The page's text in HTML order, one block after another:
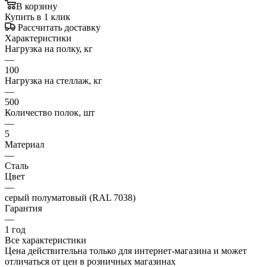
В корзину
Купить в 1 клик
Рассчитать доставку
Характеристики
Нагрузка на полку, кг
—
100
Нагрузка на стеллаж, кг
—
500
Количество полок, шт
—
5
Материал
—
Сталь
Цвет
—
серый полуматовый (RAL 7038)
Гарантия
—
1 год
Все характеристики
Цена действительна только для интернет-магазина и может
отличаться от цен в розничных магазинах